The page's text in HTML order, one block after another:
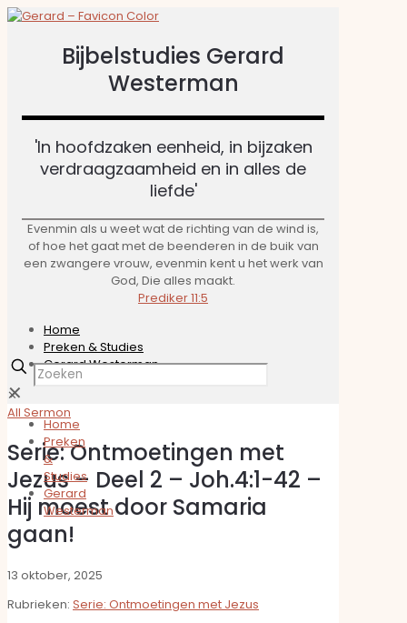
Bijbelstudies Gerard
Westerman
'In hoofdzaken eenheid, in bijzaken
verdraagzaamheid en in alles de
liefde'​
Evenmin als u weet wat de richting van de wind is,
of hoe het gaat met de beenderen in de buik van
een zwangere vrouw, evenmin kent u het werk van
God, Die alles maakt.
Prediker 11:5
Home
Preken & Studies
Gerard Westerman
✕
Home
Preken
&
Studies
Gerard
Westerman
✕
All Sermon
Serie: Ontmoetingen met
Jezus – Deel 2 – Joh.4:1-42 –
Hij moest door Samaria
gaan!
13 oktober, 2025
Rubrieken: Serie: Ontmoetingen met Jezus